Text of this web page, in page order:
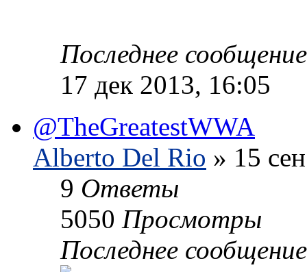
Последнее
17 дек 2013, 16:05
@TheGreatestWWA
Alberto Del Rio » 15
9 Ответы
5050 Просмотры
Последнее